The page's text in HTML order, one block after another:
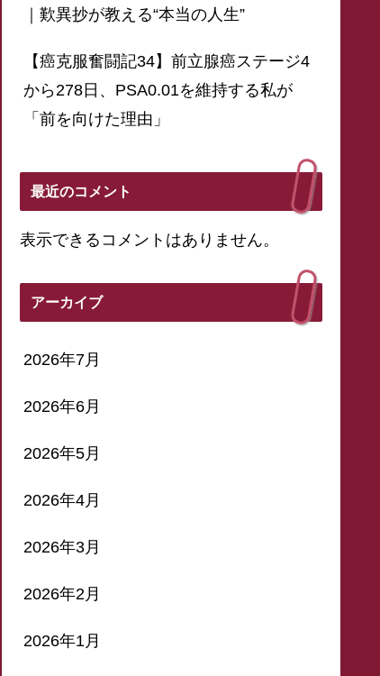
｜歎異抄が教える“本当の人生”
【癌克服奮闘記34】前立腺癌ステージ4
から278日、PSA0.01を維持する私が
「前を向けた理由」
最近のコメント
表示できるコメントはありません。
アーカイブ
2026年7月
2026年6月
2026年5月
2026年4月
2026年3月
2026年2月
2026年1月